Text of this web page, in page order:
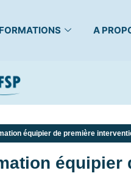
FORMATIONS A
équipier de première
équipier